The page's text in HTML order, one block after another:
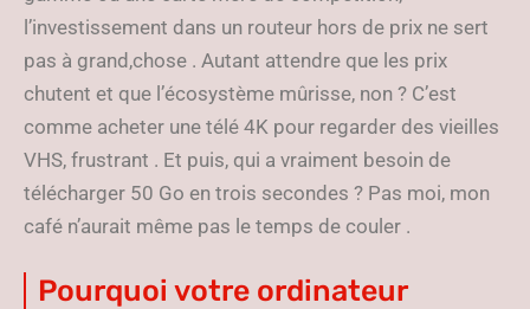
l’investissement dans un routeur hors de prix ne sert
pas à grand,chose . Autant attendre que les prix
chutent et que l’écosystème mûrisse, non ? C’est
comme acheter une télé 4K pour regarder des vieilles
VHS, frustrant . Et puis, qui a vraiment besoin de
télécharger 50 Go en trois secondes ? Pas moi, mon
café n’aurait même pas le temps de couler .
Pourquoi votre ordinateur